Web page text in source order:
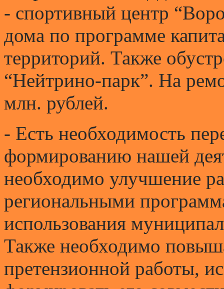
- спортивный центр
дома по программе
территорий. Также
“Нейтрино-парк”. На
млн. рублей.
- Есть необходимость
формированию нашей
необходимо улучшение
региональными
использования
Также необходимо
претензионной работы,